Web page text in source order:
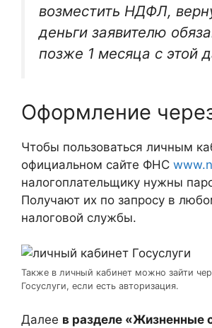
возместить НДФЛ,
деньги заявителю
позже 1 месяца с этой
Оформление
Чтобы пользоваться личным
официальном сайте ФНС
налогоплательщику нужны
Получают их по запросу в
налоговой службы.
Также в личный кабинет можно зайти
Госуслуги, если есть авторизация.
Далее в разделе «Жизненные